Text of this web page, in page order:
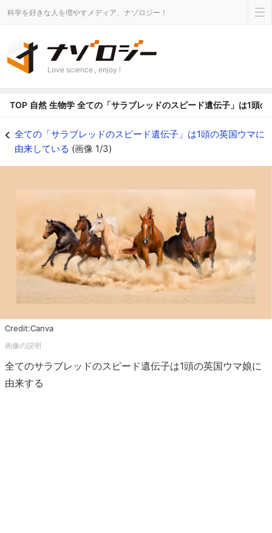
科学を好きな人を増やすメディア、ナゾロジー！
Love science , enjoy !
TOP 自然 生物学 全ての「サラブレッドのスピード遺伝子」は1頭
全ての「サラブレッドのスピード遺伝子」は1頭の英国ウマに
由来している (画像 1/3)
Credit:Canva
全てのサラブレッドのスピード遺伝子は1頭の英国ウマ娘に
由来する